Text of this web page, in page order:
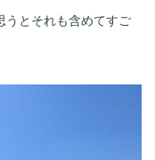
うとそれも含めてすご